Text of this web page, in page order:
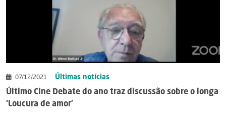
07/12/2021 Últimas notícias
Último Cine Debate do ano traz discussão sobre o longa
‘Loucura de amor’